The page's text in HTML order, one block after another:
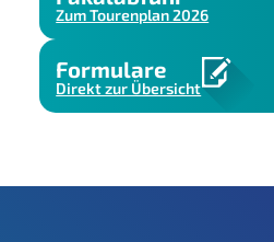
Zum Tourenplan 2026
Formulare
Direkt zur Übersicht